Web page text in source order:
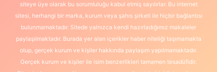
siteye üye olarak bu sorumluluğu kabul etmiş sayılırlar. Bu internet
sitesi, herhangi bir marka, kurum veya şahıs şirketi ile hiçbir bağlantısı
bulunmamaktadır. Sitede yalnızca kendi hazırladığımız makaleler
paylaşılmaktadır. Burada yer alan içerikler haber niteliği taşımamakta
olup, gerçek kurum ve kişiler hakkında paylaşım yapılmamaktadır.
Gerçek kurum ve kişiler ile isim benzerlikleri tamamen tesadüfidir.